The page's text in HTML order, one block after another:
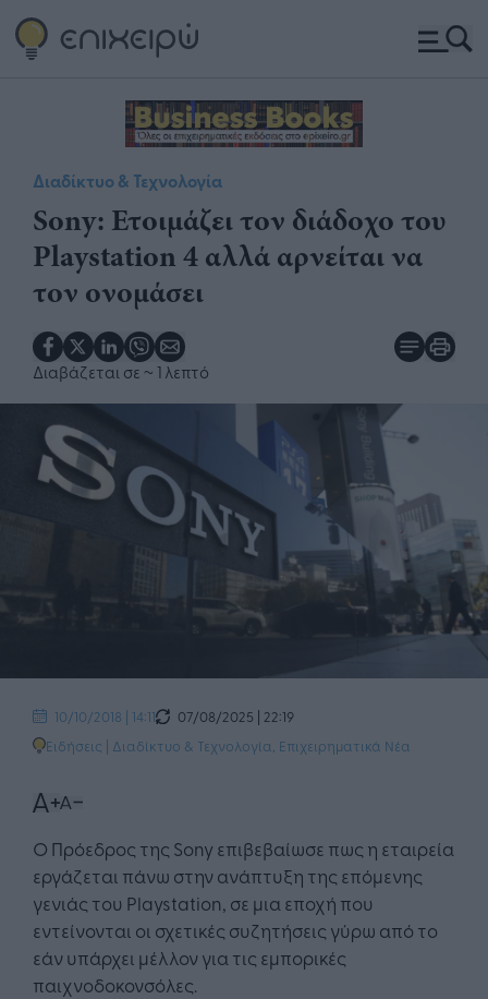
Διαδίκτυο & Τεχνολογία
Sony: Ετοιμάζει τον διάδοχο του
Playstation 4 αλλά αρνείται να
τον ονομάσει
Διαβάζεται σε ~ 1 λεπτό
10/10/2018 | 14:11
07/08/2025 | 22:19
Ειδήσεις | Διαδίκτυο & Τεχνολογία Επιχειρηματικά Νέα
Ο Πρόεδρος της Sony επιβεβαίωσε πως η εταιρεία
εργάζεται πάνω στην ανάπτυξη της επόμενης
γενιάς του Playstation, σε μια εποχή που
εντείνονται οι σχετικές συζητήσεις γύρω από το
εάν υπάρχει μέλλον για τις εμπορικές
παιχνοδοκονσόλες.